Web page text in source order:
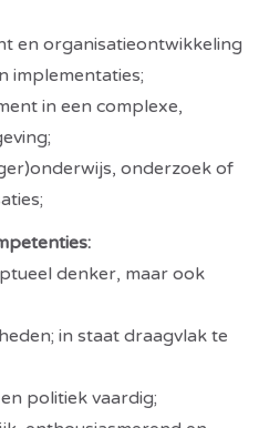
en organisatieontwikkeling
implementaties;
in een complexe,
onderzoek of
denker, maar ook
in staat draagvlak te
politiek vaardig;